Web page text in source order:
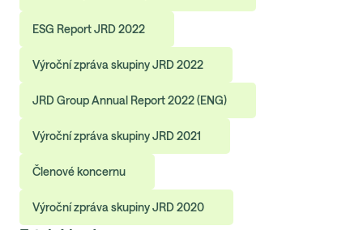
ESG Report JRD 2022
Výroční zpráva skupiny JRD 2022
JRD Group Annual Report 2022 (ENG)
Výroční zpráva skupiny JRD 2021
Členové koncernu
Výroční zpráva skupiny JRD 2020